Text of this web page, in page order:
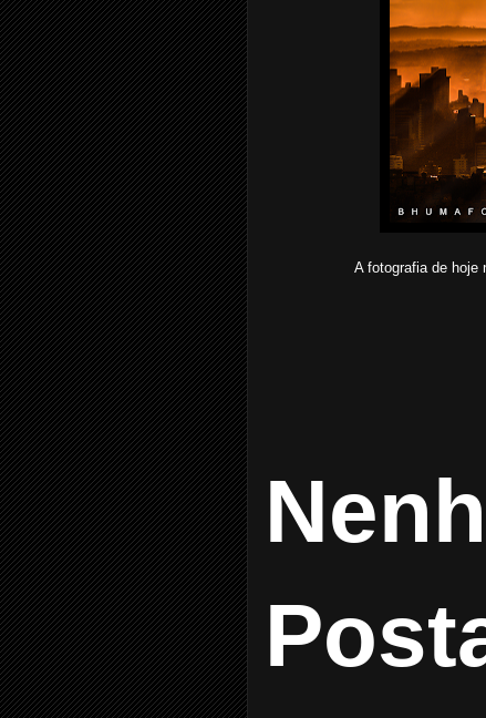
A fotografia de hoje